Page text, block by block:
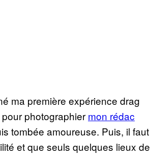
ma première expérience drag
photographier mon rédac
tombée amoureuse. Puis, il faut
et que seuls quelques lieux de